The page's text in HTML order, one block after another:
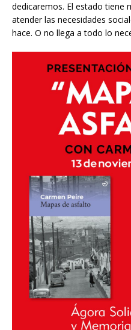
dedicaremos. El estado tiene
atender las necesidades
hace. O no llega a todo lo